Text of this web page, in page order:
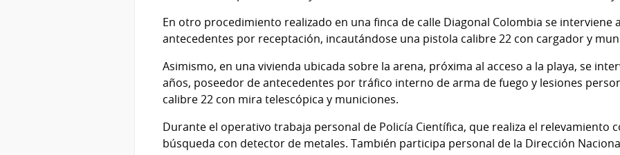
En otro procedimiento realizado en una finca de calle Diagonal Colombia se interviene
antecedentes por receptación, incautándose una pistola calibre 22 con cargador y
Asimismo, en una vivienda ubicada sobre la arena, próxima al acceso a la playa, se
años, poseedor de antecedentes por tráfico interno de arma de fuego y lesiones
calibre 22 con mira telescópica y municiones.
Durante el operativo trabaja personal de Policía Científica, que realiza el relevamiento
búsqueda con detector de metales. También participa personal de la Dirección